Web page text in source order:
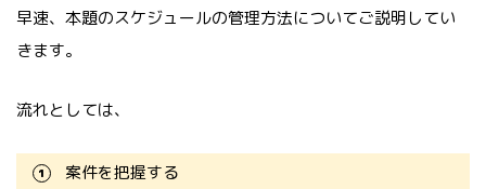
早速、本題のスケジュールの管理方法についてご説明してい
きます。
流れとしては、
案件を把握する